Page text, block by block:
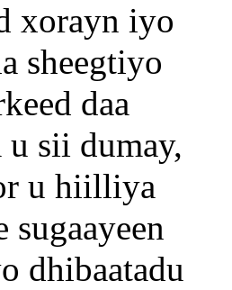
xorayn iyo
sheegtiyo
daa
u sii dumay,
u hiilliya
sugaayeen
dhibaatadu